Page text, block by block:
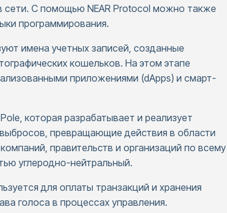
сети. С помощью NEAR Protocol можно также
программирования.
имена учетных записей, созданные
кошельков. На этом этапе
приложениями (dApps) и смарт-
которая разрабатывает и реализует
превращающие действия в области
правительств и организаций по всему
углеродно-нейтральный.
для оплаты транзакций и хранения
голоса в процессах управления.